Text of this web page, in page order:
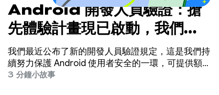
Android 開發人員驗證：搶
先體驗計畫現已啟動，我們會
持續根據您的意見回饋進行開
發
我們最近公布了新的開發人員驗證規定，這是我們持
續努力保護 Android 使用者安全的一環，可提供額外
的防護層。我們深知，安全防護機制必須考量到使用
3 分鐘小故事